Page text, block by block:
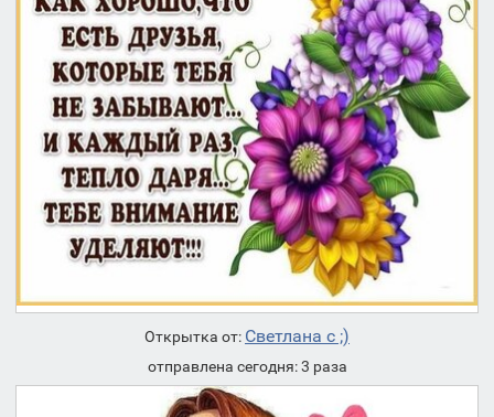
Открытка от: Светлана с ;)
отправлена сегодня: 3 раза